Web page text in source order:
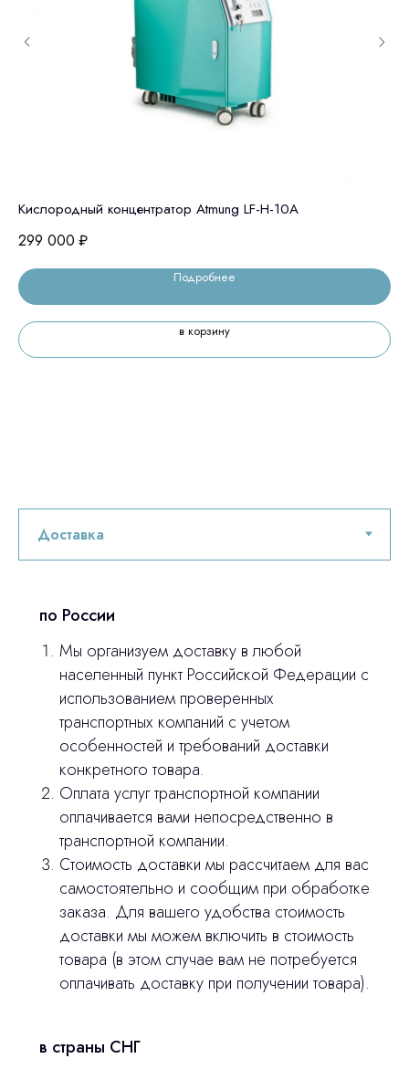
Кислородный концентратор Atmung LF-H-10A
299 000 ₽
Подробнее
в корзину
по России
Мы организуем доставку в любой
населенный пункт Российской Федерации с
использованием проверенных
транспортных компаний с учетом
особенностей и требований доставки
конкретного товара.
Оплата услуг транспортной компании
оплачивается вами непосредственно в
транспортной компании.
Стоимость доставки мы рассчитаем для вас
самостоятельно и сообщим при обработке
заказа. Для вашего удобства стоимость
доставки мы можем включить в стоимость
товара (в этом случае вам не потребуется
оплачивать доставку при получении товара).
в страны СНГ
Остались вопросы
оставьте контакты, мы свяжемся и
ответим на все вопросы
© 2024 ЛС Дентал Групп
Главная
Продукция
Лицензирование
Оплата и доставка